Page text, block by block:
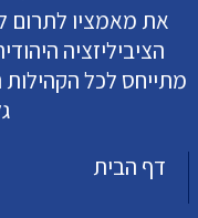
את מאמציו לתרום
הציביליזציה
מתייחס לכל הקהילות
דף הבית